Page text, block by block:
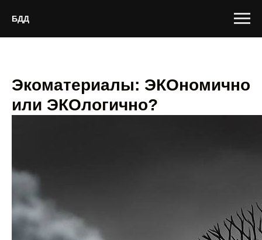
БДД
Экоматериалы: ЭКОномично
или ЭКОлогично?